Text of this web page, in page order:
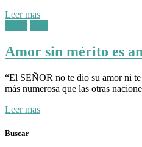
Leer mas
Posted
Amor sin mérito es
“El SEÑOR no te dio su amor ni
más numerosa que las otras
Leer mas
Buscar